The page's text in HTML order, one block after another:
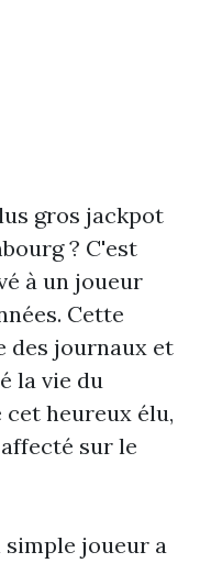
gros jackpot
? C'est
à un joueur
Cette
des journaux et
la vie du
cet heureux élu,
sur le
simple joueur a